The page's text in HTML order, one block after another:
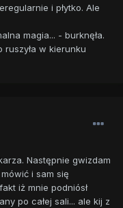
i płytko. Ale
magia... - burknęła.
ruszyła w kierunku
Następnie gwizdam
i sam się
iż mnie podniósł
po całej sali... ale kij z